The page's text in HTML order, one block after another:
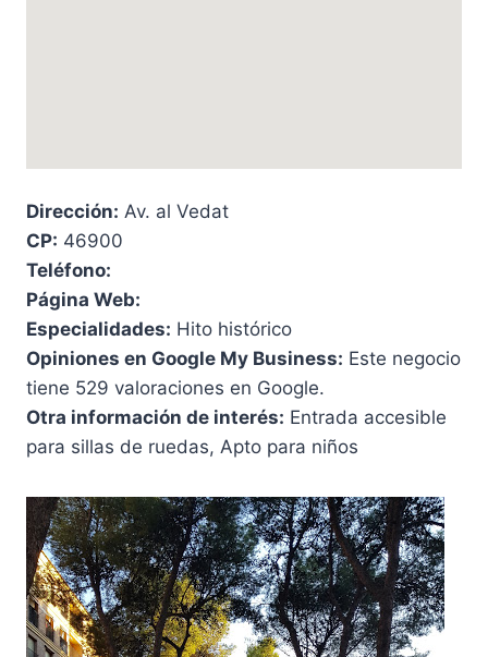
Dirección: Av. al Vedat
CP: 46900
Teléfono:
Página Web:
Especialidades: Hito histórico
Opiniones en Google My Business: Este negocio
tiene 529 valoraciones en Google.
Otra información de interés: Entrada accesible
para sillas de ruedas, Apto para niños